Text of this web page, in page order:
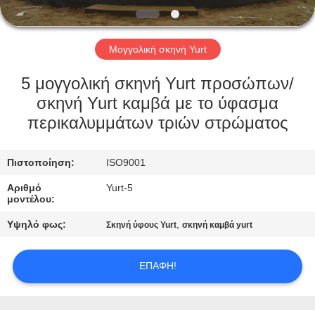
ΓΎΡΟΣ
ΕΡΓΟΣΤΑΣΊΩΝ
ΠΟΙΟΤΙΚΌΣ
ΈΛΕΓΧΟΣ
ΜΑΣ
ΕΛΆΤΕ
ΕΠΑΦΉ
ΜΕ
Μογγολική σκηνή Yurt
5 μογγολική σκηνή Yurt προσώπων/
σκηνή Yurt καμβά με το ύφασμα
περικαλυμμάτων τριών στρώματος
Πιστοποίηση: ISO9001
Αριθμό
μοντέλου:
Yurt-5
Υψηλό φως: Σκηνή ύφους Yurt,σκηνή καμβά yurt
ΕΠΑΦΉ!